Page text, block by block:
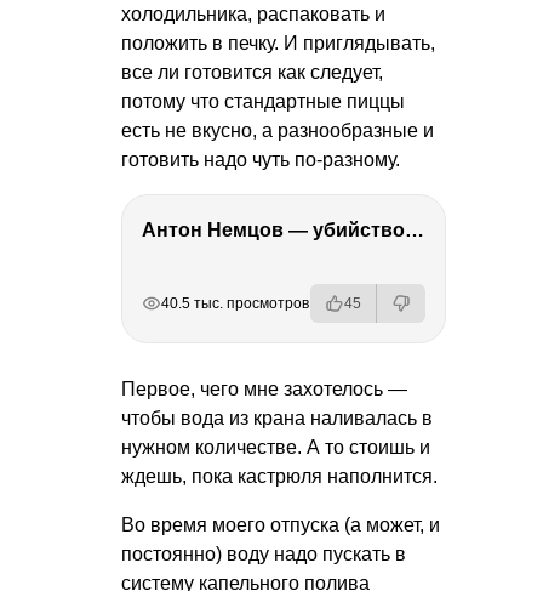
холодильника, распаковать и
положить в печку. И приглядывать,
все ли готовится как следует,
потому что стандартные пиццы
есть не вкусно, а разнообразные и
готовить надо чуть по-разному.
Антон Немцов — убийство Бориса Немцова, переезд в Дубай, семья и политика
40.5 тыс. просмотров 45
Первое, чего мне захотелось —
чтобы вода из крана наливалась в
нужном количестве. А то стоишь и
ждешь, пока кастрюля наполнится.
Во время моего отпуска (а может, и
постоянно) воду надо пускать в
систему капельного полива